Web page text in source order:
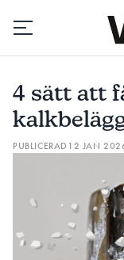
Hantera
Lediga
4 sätt att
PUBLICERAD 12 JAN